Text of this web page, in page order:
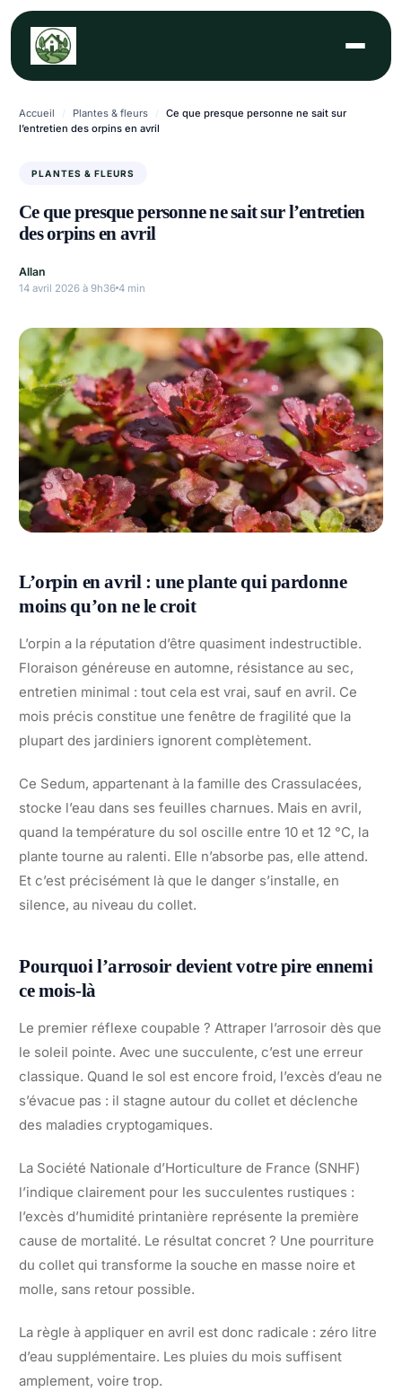
Aller
contenu
Accueil / Plantes & fleurs /
Ce que presque personne ne sait sur
l’entretien des orpins en avril
PLANTES & FLEURS
Ce que presque personne ne sait sur l’entretien
des orpins en avril
Allan
14 avril 2026 à 9h36 4 min
L’orpin en avril : une plante qui pardonne
moins qu’on ne le croit
L’orpin a la réputation d’être quasiment indestructible.
Floraison généreuse en automne, résistance au sec,
entretien minimal : tout cela est vrai, sauf en avril. Ce
mois précis constitue une fenêtre de fragilité que la
plupart des jardiniers ignorent complètement.
Ce Sedum, appartenant à la famille des Crassulacées,
stocke l’eau dans ses feuilles charnues. Mais en avril,
quand la température du sol oscille entre 10 et 12 °C, la
plante tourne au ralenti. Elle n’absorbe pas, elle attend.
Et c’est précisément là que le danger s’installe, en
silence, au niveau du collet.
Pourquoi l’arrosoir devient votre pire ennemi
ce mois-là
Le premier réflexe coupable ? Attraper l’arrosoir dès que
le soleil pointe. Avec une succulente, c’est une erreur
classique. Quand le sol est encore froid, l’excès d’eau ne
s’évacue pas : il stagne autour du collet et déclenche
des maladies cryptogamiques.
La Société Nationale d’Horticulture de France (SNHF)
l’indique clairement pour les succulentes rustiques :
l’excès d’humidité printanière représente la première
cause de mortalité. Le résultat concret ? Une pourriture
du collet qui transforme la souche en masse noire et
molle, sans retour possible.
La règle à appliquer en avril est donc radicale : zéro litre
d’eau supplémentaire. Les pluies du mois suffisent
amplement, voire trop.